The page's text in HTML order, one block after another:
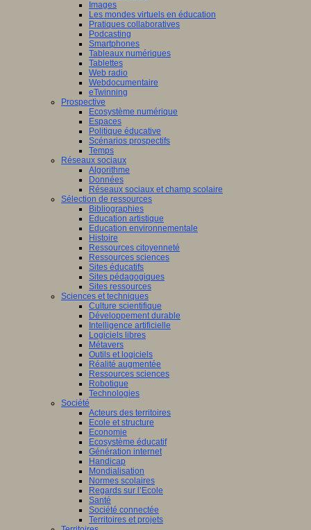
Images
Les mondes virtuels en éducation
Pratiques collaboratives
Podcasting
Smartphones
Tableaux numériques
Tablettes
Web radio
Webdocumentaire
eTwinning
Prospective
Ecosystème numérique
Espaces
Politique éducative
Scénarios prospectifs
Temps
Réseaux sociaux
Algorithme
Données
Réseaux sociaux et champ scolaire
Sélection de ressources
Bibliographies
Education artistique
Education environnementale
Histoire
Ressources citoyenneté
Ressources sciences
Sites éducatifs
Sites pédagogiques
Sites ressources
Sciences et techniques
Culture scientifique
Développement durable
Intelligence artificielle
Logiciels libres
Métavers
Outils et logiciels
Réalité augmentée
Ressources sciences
Robotique
Technologies
Société
Acteurs des territoires
Ecole et structure
Economie
Ecosystème éducatif
Génération internet
Handicap
Mondialisation
Normes scolaires
Regards sur l’Ecole
Santé
Société connectée
Territoires et projets